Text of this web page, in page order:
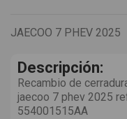
JAECOO 7 PHEV 2025
Descripción:
Recambio de
jaecoo 7 phev 2025
554001515AA